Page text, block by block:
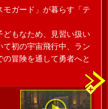
ガード」が暮らす「テ
どもなため、見習い扱い
て初の宇宙飛行中、ラン
の冒険を通して勇者へと